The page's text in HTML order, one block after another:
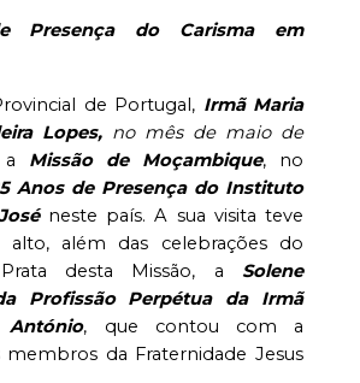
Presença do Carisma em
de Portugal, Irmã Maria
Lopes, no mês de maio de
Missão de Moçambique, no
Anos de Presença do Instituto
neste país. A sua visita teve
além das celebrações do
desta Missão, a Solene
Profissão Perpétua da Irmã
António, que contou com a
membros da Fraternidade Jesus